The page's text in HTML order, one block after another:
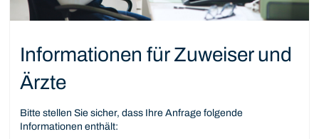
Informationen für Zuweiser und
Ärzte
Bitte stellen Sie sicher, dass Ihre Anfrage folgende
Informationen enthält: